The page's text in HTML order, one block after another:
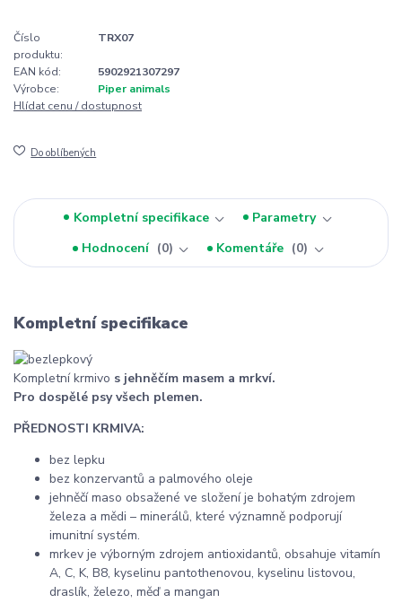
Číslo
produktu:
TRX07
EAN kód:
5902921307297
Výrobce:
Piper animals
Hlídat cenu / dostupnost
Do oblíbených
Kompletní specifikace
Parametry
Hodnocení
0 Komentáře 0
Kompletní specifikace
Kompletní krmivo s jehněčím masem a mrkví.
Pro dospělé psy všech plemen.
PŘEDNOSTI KRMIVA:
bez lepku
bez konzervantů a palmového oleje
jehněčí maso obsažené ve složení je bohatým zdrojem
železa a mědi – minerálů, které významně podporují
imunitní systém.
mrkev je výborným zdrojem antioxidantů, obsahuje vitamín
A, C, K, B8, kyselinu pantothenovou, kyselinu listovou,
draslík, železo, měď a mangan